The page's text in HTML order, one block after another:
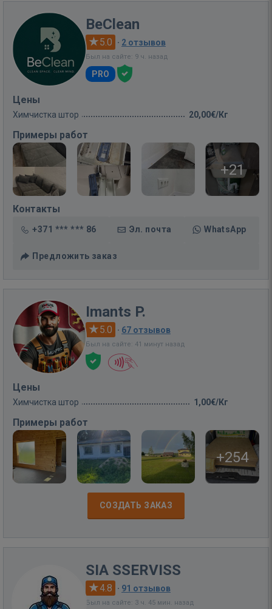
BeClean
5.0 · 2 отзывов
Был на сайте: 9 ч. назад
PRO
Цены
Химчистка штор 20,00€/Кг
Примеры работ
+21
Контакты
+371 *** *** 86 Эл. почта WhatsApp
Предложить заказ
Imants P.
5.0 · 67 отзывов
Был на сайте: 41 минут назад
Цены
Химчистка штор 1,00€/Кг
Примеры работ
+254
СОЗДАТЬ ЗАКАЗ
SIA SSERVISS
4.8 · 91 отзывов
Был на сайте: 3 ч. 45 мин. назад